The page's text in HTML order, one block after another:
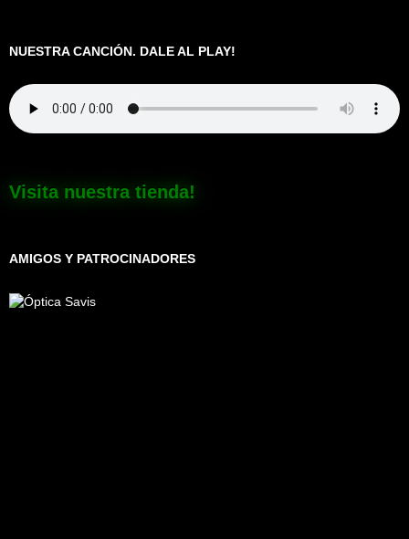
NUESTRA CANCIÓN. DALE AL PLAY!
Visita nuestra tienda!
AMIGOS Y PATROCINADORES